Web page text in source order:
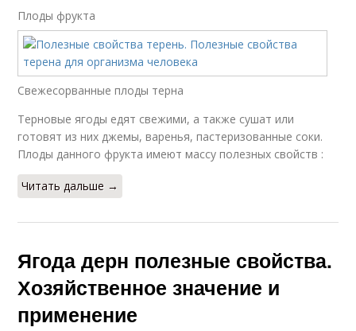
Плоды фрукта
Свежесорванные плоды терна
Терновые ягоды едят свежими, а также сушат или
готовят из них джемы, варенья, пастеризованные соки.
Плоды данного фрукта имеют массу полезных свойств :
Читать дальше →
Ягода дерн полезные свойства.
Хозяйственное значение и
применение